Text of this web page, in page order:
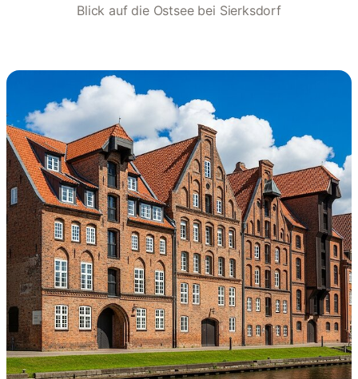
Blick auf die Ostsee bei Sierksdorf